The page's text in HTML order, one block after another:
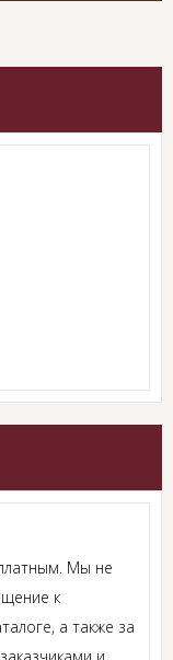
Мы не
к
а также за